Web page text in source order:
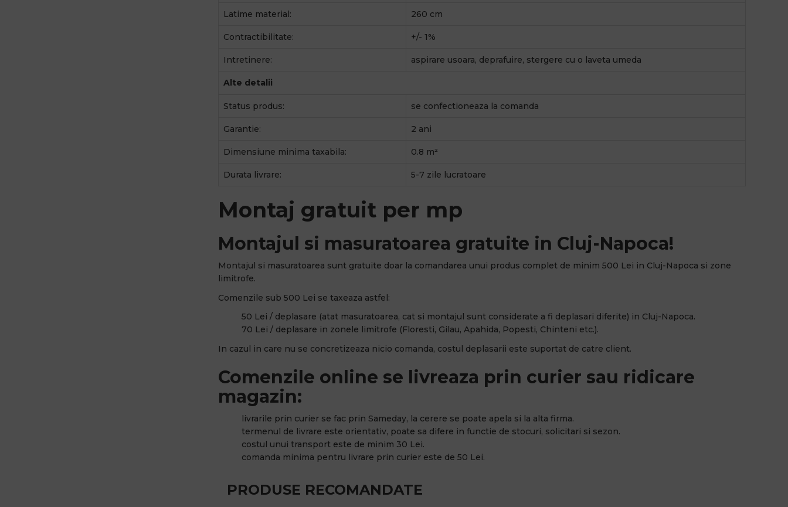
Latime material: 260 cm
Contractibilitate: +/- 1%
Intretinere: aspirare usoara, deprafuire, stergere cu o laveta umeda
Alte detalii
Status produs: se confectioneaza la comanda
Garantie: 2 ani
Dimensiune minima taxabila: 0.8 m²
Durata livrare: 5-7 zile lucratoare
Montaj gratuit per mp
Montajul si masuratoarea gratuite in Cluj-Napoca!
Montajul si masuratoarea sunt gratuite doar la comandarea unui produs complet de minim 500 Lei in Cluj-Napoca si zone
limitrofe.
Comenzile sub 500 Lei se taxeaza astfel:
50 Lei / deplasare (atat masuratoarea, cat si montajul sunt considerate a fi deplasari diferite) in Cluj-Napoca.
70 Lei / deplasare in zonele limitrofe (Floresti, Gilau, Apahida, Popesti, Chinteni etc.).
In cazul in care nu se concretizeaza nicio comanda, costul deplasarii este suportat de catre client.
Comenzile online se livreaza prin curier sau ridicare
magazin:
livrarile prin curier se fac prin Sameday, la cerere se poate apela si la alta firma.
termenul de livrare este orientativ, poate sa difere in functie de stocuri, solicitari si sezon.
costul unui transport este de minim 30 Lei.
comanda minima pentru livrare prin curier este de 50 Lei.
PRODUSE RECOMANDATE